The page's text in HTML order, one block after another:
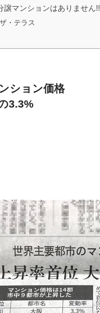
譲マンションはありません!!
・テラス
ション価格
3.3%